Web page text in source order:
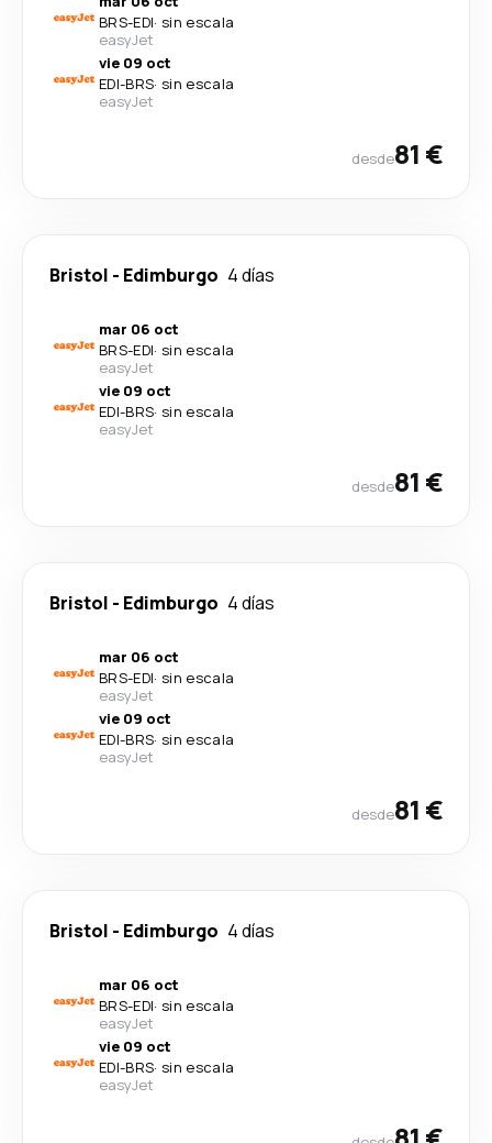
BRS-EDI· sin escala
easyJet
vie 09 oct
EDI-BRS· sin escala
easyJet
desde81 €
Bristol - Edimburgo 4 días
mar 06 oct
BRS-EDI· sin escala
easyJet
vie 09 oct
EDI-BRS· sin escala
easyJet
desde81 €
Bristol - Edimburgo 4 días
mar 06 oct
BRS-EDI· sin escala
easyJet
vie 09 oct
EDI-BRS· sin escala
easyJet
desde81 €
Bristol - Edimburgo 4 días
mar 06 oct
BRS-EDI· sin escala
easyJet
vie 09 oct
EDI-BRS· sin escala
easyJet